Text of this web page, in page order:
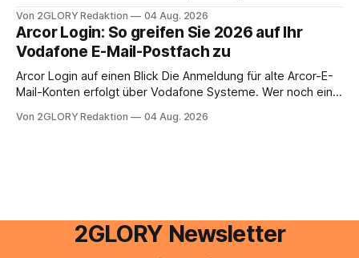
abwesenheiten und die gesamte kommunikation rund um
Ihr personal digital zu organisieren. In diesem Leitfaden
erfahren Sie alles, was Sie für einen reibungslosen Einstieg
brauchen, von der Registrierung
Von 2GLORY Redaktion 04 Aug. 2026
Arcor Login: So greifen Sie 2026 auf Ihr
Vodafone E-Mail-Postfach zu
Arcor Login auf einen Blick Die Anmeldung für alte Arcor-E-
Mail-Konten erfolgt über Vodafone Systeme. Wer noch eine
besitzt, loggt sich heute über das Vodafone E-Mail & Cloud
Von 2GLORY Redaktion 04 Aug. 2026
2GLORY Newsletter